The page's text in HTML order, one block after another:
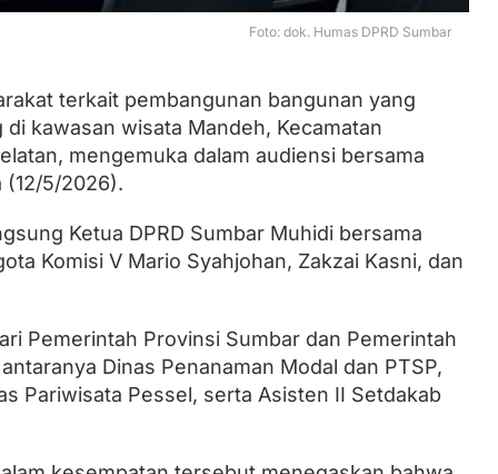
Foto: dok. Humas DPRD Sumbar
terkait pembangunan bangunan yang
kawasan wisata Mandeh, Kecamatan
mengemuka dalam audiensi bersama
(12/5/2026).
Ketua DPRD Sumbar Muhidi bersama
Komisi V Mario Syahjohan, Zakzai Kasni, dan
Pemerintah Provinsi Sumbar dan Pemerintah
Dinas Penanaman Modal dan PTSP,
Pariwisata Pessel, serta Asisten II Setdakab
Minta Kader PAN Sumbar Kompak